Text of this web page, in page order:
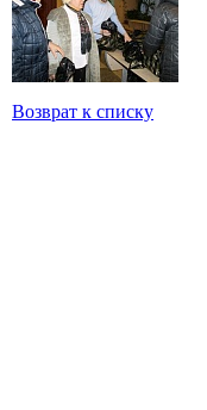
Возврат к списку